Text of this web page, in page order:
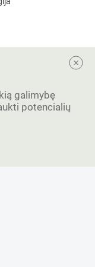
galimybę
potencialių